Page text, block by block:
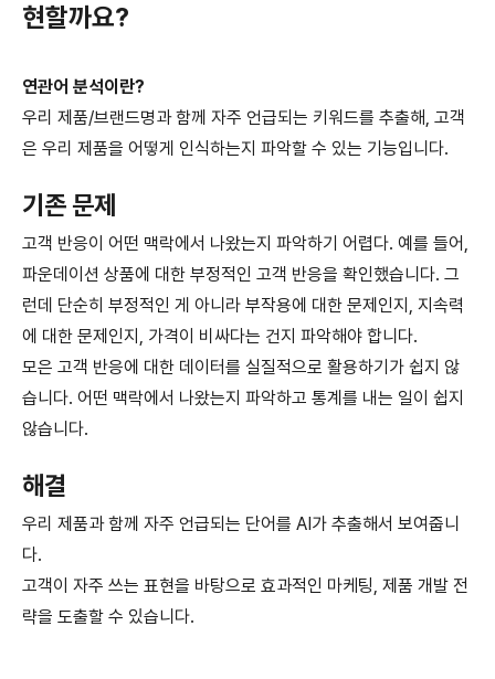
현할까요?
연관어 분석이란?
우리 제품/브랜드명과 함께 자주 언급되는 키워드를 추출해, 고객
은 우리 제품을 어떻게 인식하는지 파악할 수 있는 기능입니다.
기존 문제
고객 반응이 어떤 맥락에서 나왔는지 파악하기 어렵다. 예를 들어,
파운데이션 상품에 대한 부정적인 고객 반응을 확인했습니다. 그
런데 단순히 부정적인 게 아니라 부작용에 대한 문제인지, 지속력
에 대한 문제인지, 가격이 비싸다는 건지 파악해야 합니다.
모은 고객 반응에 대한 데이터를 실질적으로 활용하기가 쉽지 않
습니다. 어떤 맥락에서 나왔는지 파악하고 통계를 내는 일이 쉽지
않습니다.
해결
우리 제품과 함께 자주 언급되는 단어를 AI가 추출해서 보여줍니
다.
고객이 자주 쓰는 표현을 바탕으로 효과적인 마케팅, 제품 개발 전
략을 도출할 수 있습니다.